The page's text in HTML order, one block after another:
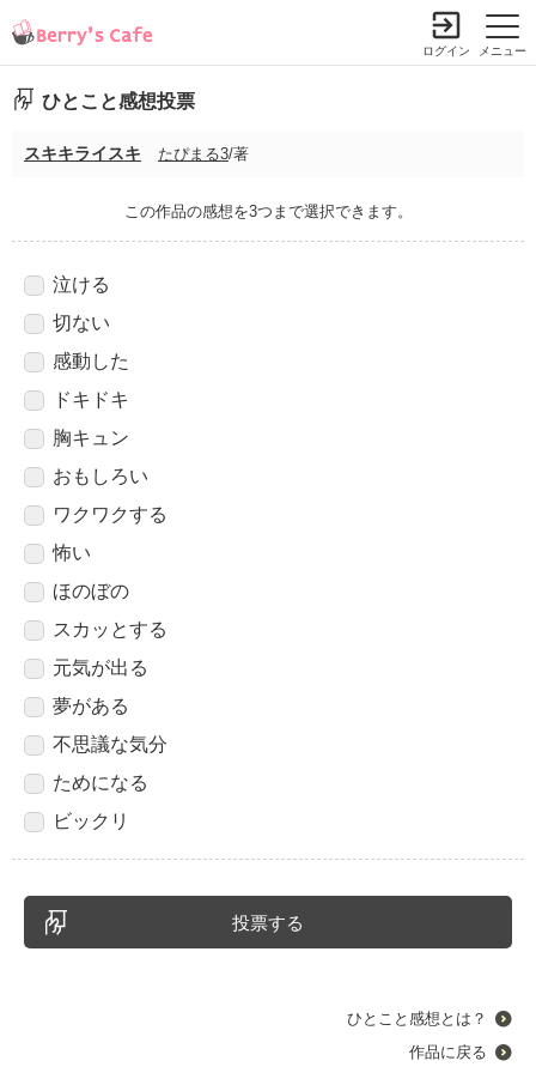
メニュー
ログイン
ひとこと感想投票
スキキライスキ たぴまる3/著
この作品の感想を3つまで選択できます。
泣ける
切ない
感動した
ドキドキ
胸キュン
おもしろい
ワクワクする
怖い
ほのぼの
スカッとする
元気が出る
夢がある
不思議な気分
ためになる
ビックリ
ひとこと感想とは？
作品に戻る